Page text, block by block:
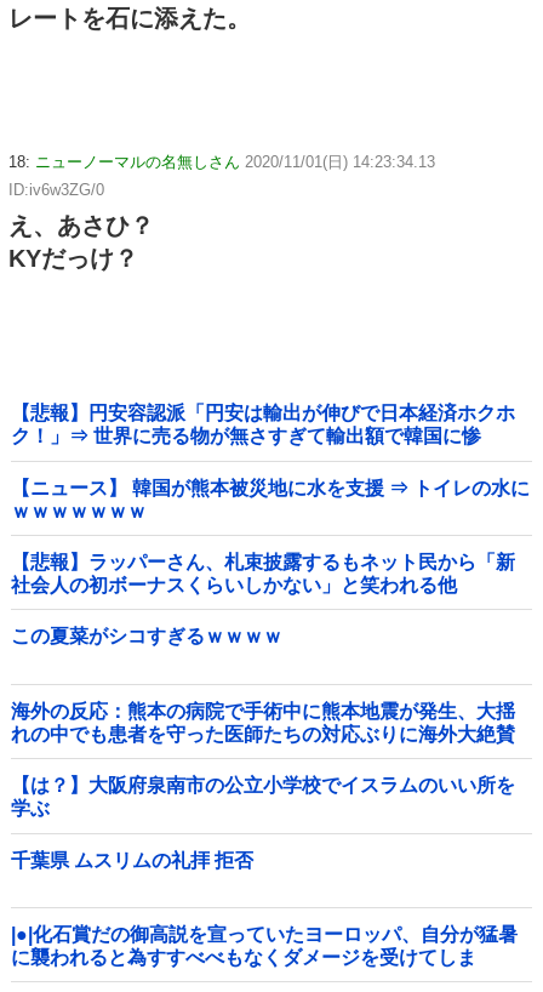
レートを石に添えた。
18: ニューノーマルの名無しさん 2020/11/01(日) 14:23:34.13
ID:iv6w3ZG/0
え、あさひ？
KYだっけ？
【悲報】円安容認派「円安は輸出が伸びで日本経済ホクホ
ク！」⇒ 世界に売る物が無さすぎて輸出額で韓国に惨
敗・・・
【ニュース】 韓国が熊本被災地に水を支援 ⇒ トイレの水に
ｗｗｗｗｗｗｗ
【悲報】ラッパーさん、札束披露するもネット民から「新
社会人の初ボーナスくらいしかない」と笑われる他
この夏菜がシコすぎるｗｗｗｗ
海外の反応：熊本の病院で手術中に熊本地震が発生、大揺
れの中でも患者を守った医師たちの対応ぶりに海外大絶賛
【は？】大阪府泉南市の公立小学校でイスラムのいい所を
学ぶ
千葉県 ムスリムの礼拝 拒否
|●|化石賞だの御高説を宣っていたヨーロッパ、自分が猛暑
に襲われると為すすべべもなくダメージを受けてしま
い……